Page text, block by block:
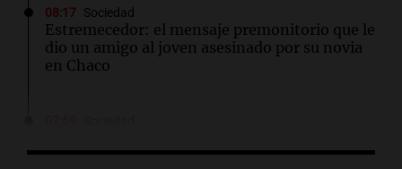
08:17 Sociedad
Estremecedor: el mensaje premonitorio que le
dio un amigo al joven asesinado por su novia
en Chaco
recuerdo de una tragedia que marcó a Rosario